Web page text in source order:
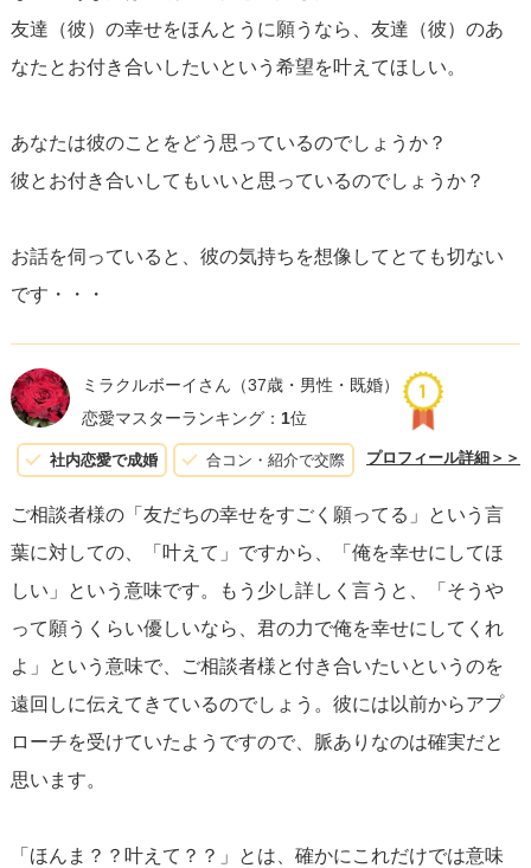
友達（彼）の幸せをほんとうに願うなら、友達（彼）のあ
なたとお付き合いしたいという希望を叶えてほしい。
あなたは彼のことをどう思っているのでしょうか？
彼とお付き合いしてもいいと思っているのでしょうか？
お話を伺っていると、彼の気持ちを想像してとても切ない
です・・・
ミラクルボーイさん （37歳・男性・既婚）
恋愛マスターランキング： 1位
社内恋愛で成婚 合コン・紹介で交際 プロフィール詳細＞＞
ご相談者様の「友だちの幸せをすごく願ってる」という言
葉に対しての、「叶えて」ですから、「俺を幸せにしてほ
しい」という意味です。もう少し詳しく言うと、「そうや
って願うくらい優しいなら、君の力で俺を幸せにしてくれ
よ」という意味で、ご相談者様と付き合いたいというのを
遠回しに伝えてきているのでしょう。彼には以前からアプ
ローチを受けていたようですので、脈ありなのは確実だと
思います。
「ほんま？？叶えて？？」とは、確かにこれだけでは意味